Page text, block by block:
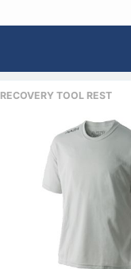
RECOVERY TOOL REST